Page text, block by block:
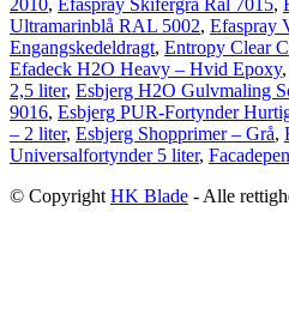
2010, Efaspray Skifergrå Ral 7015,
Ultramarinblå RAL 5002, Efaspray
Engangskedeldragt, Entropy Clear
Efadeck H2O Heavy – Hvid Epoxy,
2,5 liter, Esbjerg H2O Gulvmaling
9016, Esbjerg PUR-Fortynder
– 2 liter, Esbjerg Shopprimer – Grå,
Universalfortynder 5 liter,
© Copyright HK Blade - Alle